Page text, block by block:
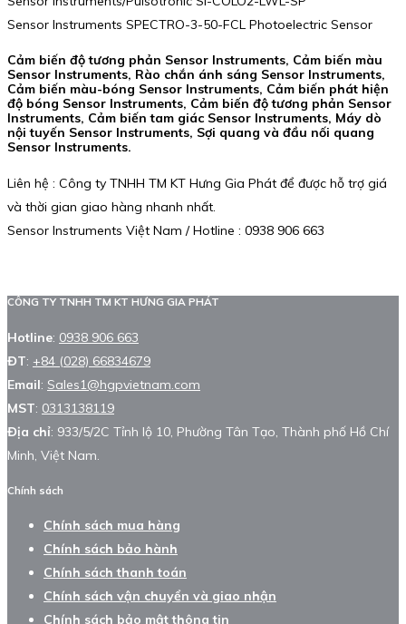
Sensor Instruments SPECTRO-3-50-FCL Photoelectric Sensor
Cảm biến độ tương phản Sensor Instruments, Cảm biến màu
Sensor Instruments, Rào chắn ánh sáng Sensor Instruments,
Cảm biến màu-bóng Sensor Instruments, Cảm biến phát hiện
độ bóng Sensor Instruments, Cảm biến độ tương phản Sensor
Instruments, Cảm biến tam giác Sensor Instruments, Máy dò
nội tuyến Sensor Instruments, Sợi quang và đầu nối quang
Sensor Instruments.
Liên hệ : Công ty TNHH TM KT Hưng Gia Phát để được hỗ trợ giá
và thời gian giao hàng nhanh nhất.
Sensor Instruments Việt Nam / Hotline : 0938 906 663
CÔNG TY TNHH TM KT HƯNG GIA PHÁT
Hotline: 0938 906 663
ĐT: +84 (028) 66834679
Email: Sales1@hgpvietnam.com
MST: 0313138119
Địa chỉ: 933/5/2C Tỉnh lộ 10, Phường Tân Tạo, Thành phố Hồ Chí
Minh, Việt Nam.
Chính sách
Chính sách mua hàng
Chính sách bảo hành
Chính sách thanh toán
Chính sách vận chuyển và giao nhận
Chính sách bảo mật thông tin